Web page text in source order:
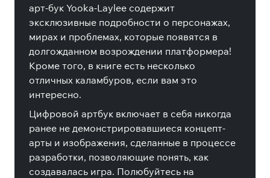
арт-бук Yooka-Laylee содержит
эксклюзивные подробности о персонажах,
мирах и проблемах, которые появятся в
долгожданном возрождении платформера!
Кроме того, в книге есть несколько
отличных каламбуров, если вам это
интересно.
Цифровой артбук включает в себя никогда
ранее не демонстрировавшиеся концепт-
арты и изображения, сделанные в процессе
разработки, позволяющие понять, как
создавалась игра. Полюбуйтесь на